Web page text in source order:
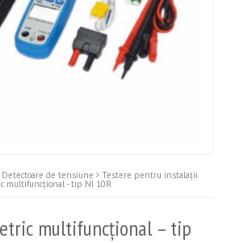
Detectoare de tensiune Testere pentru instalații
multifuncțional - tip NI 10R
multifuncțional – tip